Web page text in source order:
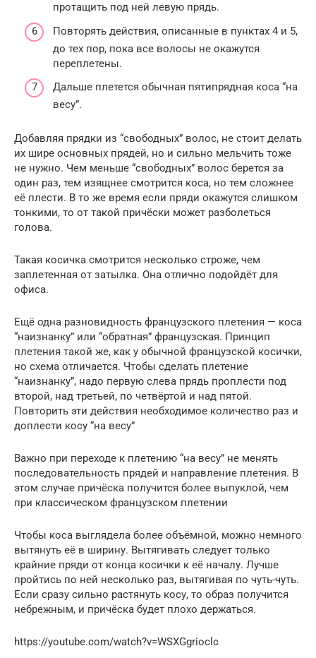
протащить под ней левую прядь.
Повторять действия, описанные в пунктах 4 и 5,
до тех пор, пока все волосы не окажутся
переплетены.
Дальше плетется обычная пятипрядная коса “на
весу”.
Добавляя прядки из “свободных” волос, не стоит делать
их шире основных прядей, но и сильно мельчить тоже
не нужно. Чем меньше “свободных” волос берется за
один раз, тем изящнее смотрится коса, но тем сложнее
её плести. В то же время если пряди окажутся слишком
тонкими, то от такой причёски может разболеться
голова.
Такая косичка смотрится несколько строже, чем
заплетенная от затылка. Она отлично подойдёт для
офиса.
Ещё одна разновидность французского плетения — коса
“наизнанку” или “обратная” французская. Принцип
плетения такой же, как у обычной французской косички,
но схема отличается. Чтобы сделать плетение
“наизнанку”, надо первую слева прядь проплести под
второй, над третьей, по четвёртой и над пятой.
Повторить эти действия необходимое количество раз и
доплести косу “на весу”
Важно при переходе к плетению “на весу” не менять
последовательность прядей и направление плетения. В
этом случае причёска получится более выпуклой, чем
при классическом французском плетении
Чтобы коса выглядела более объёмной, можно немного
вытянуть её в ширину. Вытягивать следует только
крайние пряди от конца косички к её началу. Лучше
пройтись по ней несколько раз, вытягивая по чуть-чуть.
Если сразу сильно растянуть косу, то образ получится
небрежным, и причёска будет плохо держаться.
https://youtube.com/watch?v=WSXGgrioclc